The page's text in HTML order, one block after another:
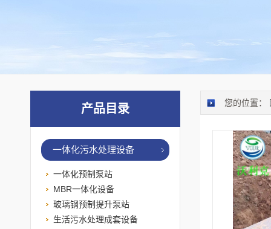
您的位置：
产品目录
一体化污水处理设备
一体化预制泵站
MBR一体化设备
玻璃钢预制提升泵站
生活污水处理成套设备